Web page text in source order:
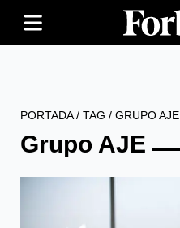
PORTADA/ TAG / GRUPO AJE
Grupo AJE